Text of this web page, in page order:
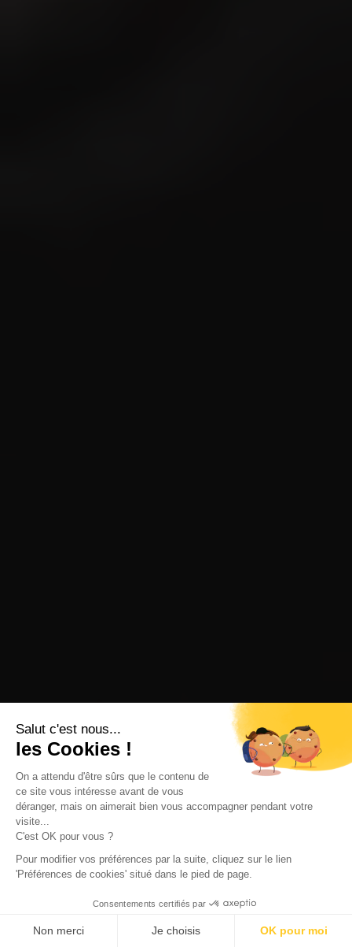
Salut c'est nous...
les Cookies !
On a attendu d'être sûrs que le contenu de
ce site vous intéresse avant de vous
déranger, mais on aimerait bien vous accompagner pendant votre
visite...
C'est OK pour vous ?
Pour modifier vos préférences par la suite, cliquez sur le lien
'Préférences de cookies' situé dans le pied de page.
Consentements certifiés par
Non merci Je choisis OK pour moi